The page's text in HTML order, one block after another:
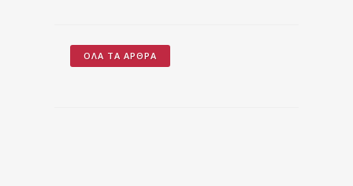
ΌΛΑ ΤΑ ΆΡΘΡΑ